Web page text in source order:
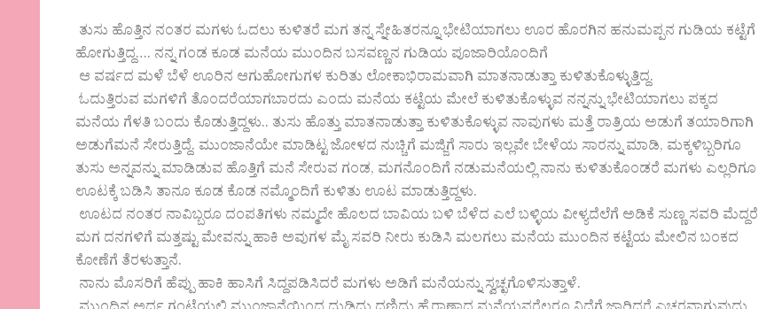
ತುಸು ಹೊತ್ತಿನ ನಂತರ ಮಗಳು ಓದಲು ಕುಳಿತರೆ ಮಗ ತನ್ನ ಸ್ನೇಹಿತರನ್ನೂ ಭೇಟಿಯಾಗಲು ಊರ ಹೊರಗಿನ ಹನುಮಪ್ಪನ ಗುಡಿಯ ಕಟ್ಟೆಗೆ
ಹೋಗುತ್ತಿದ್ದ…. ನನ್ನ ಗಂಡ ಕೂಡ ಮನೆಯ ಮುಂದಿನ ಬಸವಣ್ಣನ ಗುಡಿಯ ಪೂಜಾರಿಯೊಂದಿಗೆ
ಆ ವರ್ಷದ ಮಳೆ ಬೆಳೆ ಊರಿನ ಆಗುಹೋಗುಗಳ ಕುರಿತು ಲೋಕಾಭಿರಾಮವಾಗಿ ಮಾತನಾಡುತ್ತಾ ಕುಳಿತುಕೊಳ್ಳುತ್ತಿದ್ದ.
ಓದುತ್ತಿರುವ ಮಗಳಿಗೆ ತೊಂದರೆಯಾಗಬಾರದು ಎಂದು ಮನೆಯ ಕಟ್ಟೆಯ ಮೇಲೆ ಕುಳಿತುಕೊಳ್ಳುವ ನನ್ನನ್ನು ಭೇಟಿಯಾಗಲು ಪಕ್ಕದ
ಮನೆಯ ಗೆಳತಿ ಬಂದು ಕೊಡುತ್ತಿದ್ದಳು.. ತುಸು ಹೊತ್ತು ಮಾತನಾಡುತ್ತಾ ಕುಳಿತುಕೊಳ್ಳುವ ನಾವುಗಳು ಮತ್ತೆ ರಾತ್ರಿಯ ಅಡುಗೆ ತಯಾರಿಗಾಗಿ
ಅಡುಗೆಮನೆ ಸೇರುತ್ತಿದ್ದೆ. ಮುಂಜಾನೆಯೇ ಮಾಡಿಟ್ಟ ಜೋಳದ ನುಚ್ಚಿಗೆ ಮಜ್ಜಿಗೆ ಸಾರು ಇಲ್ಲವೇ ಬೇಳೆಯ ಸಾರನ್ನು ಮಾಡಿ, ಮಕ್ಕಳಿಬ್ಬರಿಗೂ
ತುಸು ಅನ್ನವನ್ನು ಮಾಡಿಡುವ ಹೊತ್ತಿಗೆ ಮನೆ ಸೇರುವ ಗಂಡ, ಮಗನೊಂದಿಗೆ ನಡುಮನೆಯಲ್ಲಿ ನಾನು ಕುಳಿತುಕೊಂಡರೆ ಮಗಳು ಎಲ್ಲರಿಗೂ
ಊಟಕ್ಕೆ ಬಡಿಸಿ ತಾನೂ ಕೂಡ ಕೊಡ ನಮ್ಮೊಂದಿಗೆ ಕುಳಿತು ಊಟ ಮಾಡುತ್ತಿದ್ದಳು.
ಊಟದ ನಂತರ ನಾವಿಬ್ಬರೂ ದಂಪತಿಗಳು ನಮ್ಮದೇ ಹೊಲದ ಬಾವಿಯ ಬಳಿ ಬೆಳೆದ ಎಲೆ ಬಳ್ಳಿಯ ವೀಳ್ಯದೆಲೆಗೆ ಅಡಿಕೆ ಸುಣ್ಣ ಸವರಿ ಮೆದ್ದರೆ
ಮಗ ದನಗಳಿಗೆ ಮತ್ತಷ್ಟು ಮೇವನ್ನು ಹಾಕಿ ಅವುಗಳ ಮೈ ಸವರಿ ನೀರು ಕುಡಿಸಿ ಮಲಗಲು ಮನೆಯ ಮುಂದಿನ ಕಟ್ಟೆಯ ಮೇಲಿನ ಬಂಕದ
ಕೋಣೆಗೆ ತೆರಳುತ್ತಾನೆ.
ನಾನು ಮೊಸರಿಗೆ ಹೆಪ್ಪು ಹಾಕಿ ಹಾಸಿಗೆ ಸಿದ್ದಪಡಿಸಿದರೆ ಮಗಳು ಅಡಿಗೆ ಮನೆಯನ್ನು ಸ್ವಚ್ಛಗೊಳಿಸುತ್ತಾಳೆ.